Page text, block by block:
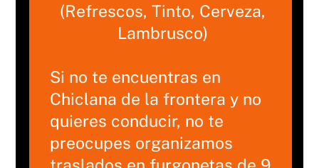
(Refrescos, Tinto, Cerveza,
Lambrusco)
Si no te encuentras en
Chiclana de la frontera y no
quieres conducir, no te
preocupes organizamos